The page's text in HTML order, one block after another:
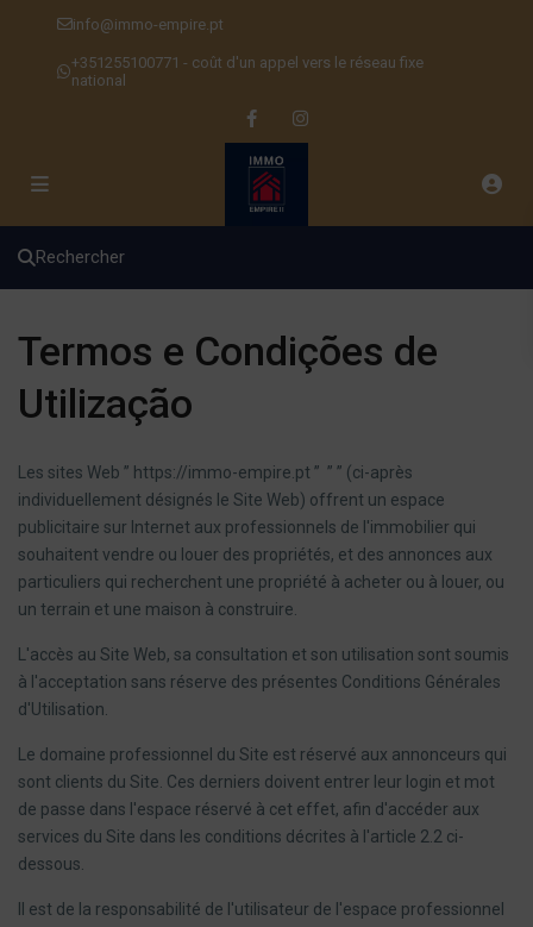
info@immo-empire.pt
+351255100771 - coût d'un appel vers le réseau fixe
national
Rechercher
Termos e Condições de
Utilização
Les sites Web ” https://immo-empire.pt ” ” ” (ci-après
individuellement désignés le Site Web) offrent un espace
publicitaire sur Internet aux professionnels de l'immobilier qui
souhaitent vendre ou louer des propriétés, et des annonces aux
particuliers qui recherchent une propriété à acheter ou à louer, ou
un terrain et une maison à construire.
L'accès au Site Web, sa consultation et son utilisation sont soumis
à l'acceptation sans réserve des présentes Conditions Générales
d'Utilisation.
Le domaine professionnel du Site est réservé aux annonceurs qui
sont clients du Site. Ces derniers doivent entrer leur login et mot
de passe dans l'espace réservé à cet effet, afin d'accéder aux
services du Site dans les conditions décrites à l'article 2.2 ci-
dessous.
Il est de la responsabilité de l'utilisateur de l'espace professionnel